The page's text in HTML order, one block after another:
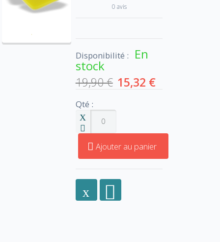
0 avis
Disponibilité : En
stock
19,90 € 15,32 €
Qté :
Ajouter au panier